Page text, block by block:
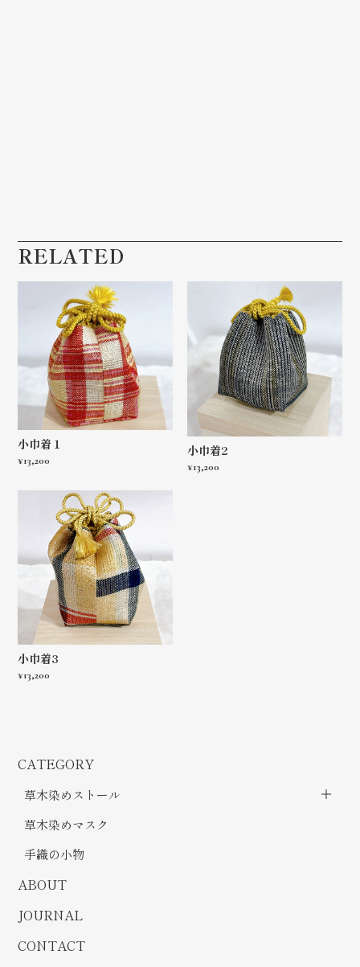
CATEGORY
草木染めストール
草木染めマスク
手織の小物
ABOUT
JOURNAL
CONTACT
RELATED
小巾着１
¥13,200
小巾着2
¥13,200
小巾着3
¥13,200